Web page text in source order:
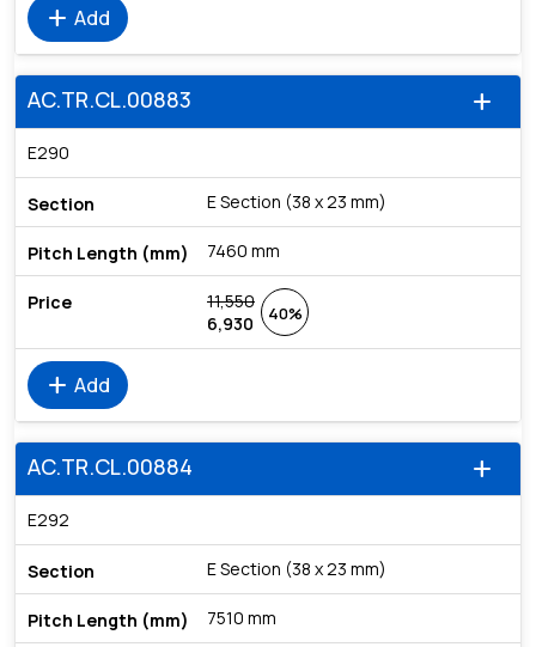
add Add
add
AC.TR.CL.00883
E290
E Section (38 x 23 mm)
7460 mm
11,550
6,930
40%
add Add
add
AC.TR.CL.00884
E292
E Section (38 x 23 mm)
7510 mm